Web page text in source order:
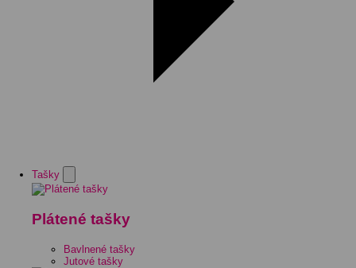
Tašky
Plátené tašky
Bavlnené tašky
Jutové tašky